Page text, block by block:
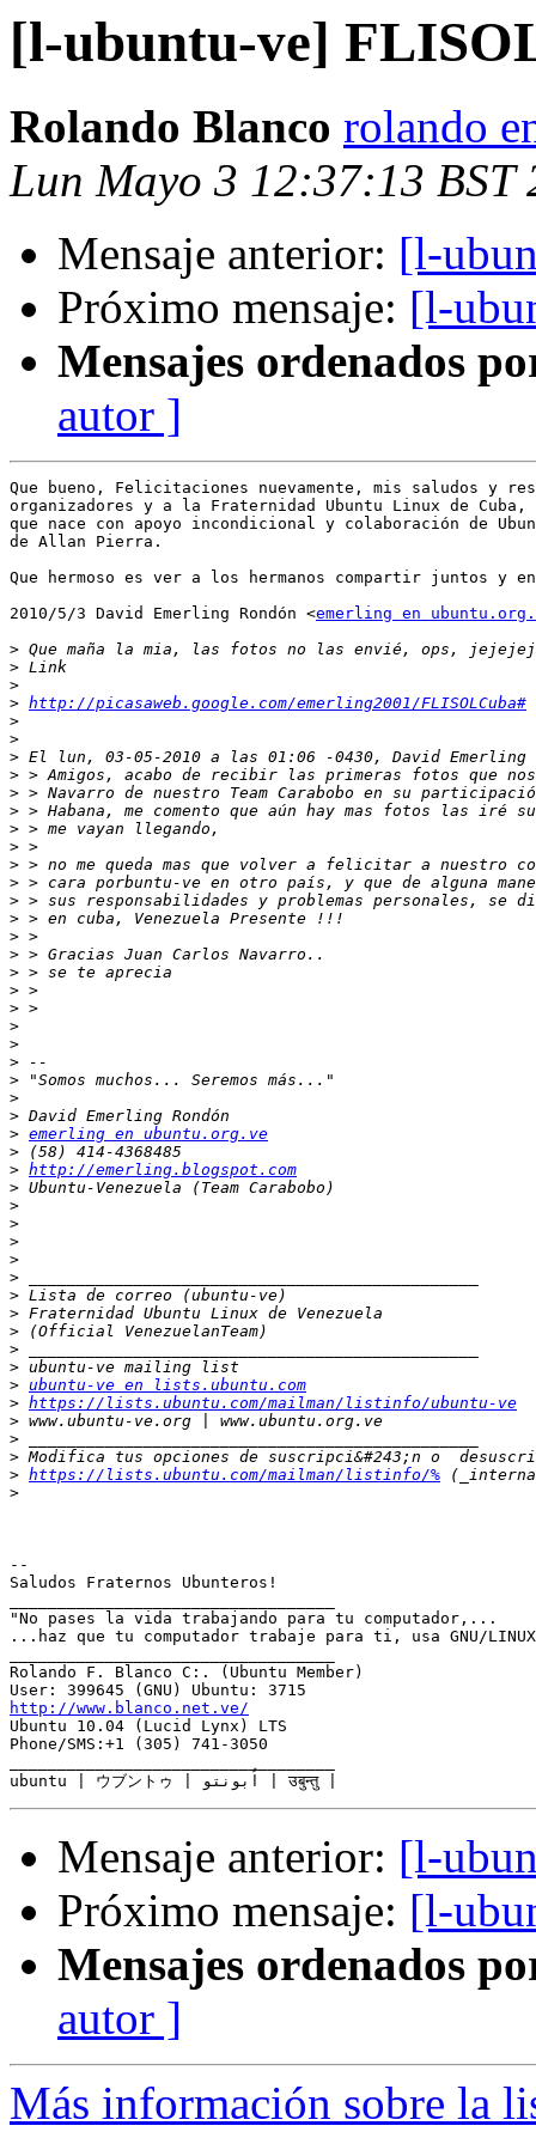
[l-ubuntu-ve]
Rolando Blanco rolando
Lun Mayo 3 12:37:13 BST
Mensaje anterior: [l-
Próximo mensaje: [l-
Mensajes ordenados
autor ]
Que bueno, Felicitaciones nuevamente, mis saludos y
organizadores y a la Fraternidad Ubuntu Linux de Cuba,
que nace con apoyo incondicional y colaboración de
de Allan Pierra.
Que hermoso es ver a los hermanos compartir juntos y
2010/5/3 David Emerling Rondón <emerling en
>
>
>
> http://picasaweb.google.com/emerling2001/FLISOLCuba#
>
>
>
>
>
>
>
>
>
>
>
>
>
>
>
>
>
>
>
>
>
>
>
> emerling en ubuntu.org.ve
>
> http://emerling.blogspot.com
>
>
>
>
>
>
>
>
>
>
>
> ubuntu-ve en lists.ubuntu.com
> https://lists.ubuntu.com/mailman/listinfo/ubuntu-ve
>
>
>
> https://lists.ubuntu.com/mailman/listinfo/%
>
--
Saludos Fraternos Ubunteros!
"No pases la vida trabajando para tu computador,...
...haz que tu computador trabaje para ti, usa GNU/
Rolando F. Blanco C:. (Ubuntu Member)
http://www.blanco.net.ve/
Ubuntu 10.04 (Lucid Lynx) LTS
Phone/SMS:+1 (305) 741-3050
Mensaje anterior: [l-
Próximo mensaje: [l-
Mensajes ordenados
autor ]
Más información sobre la